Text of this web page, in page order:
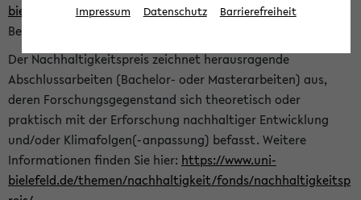
bielefeld.de/frontend-server/form/provide/913/>. Die
Bewerbungsfrist endet am 30.09.2026.
Der Nachhaltigkeitspreis zeichnet herausragende
Abschlussarbeiten (Bachelor- oder Masterarbeiten) aus,
deren Forschungsgegenstand sich theoretisch oder
praktisch mit der Erforschung nachhaltiger Entwicklung
und/oder Klimafolgen(-anpassung) befasst. Weitere
Informationen finden Sie hier: https://www.uni-
bielefeld.de/themen/nachhaltigkeit/fonds/nachhaltigkeitsp
Impressum Datenschutz Barrierefreiheit